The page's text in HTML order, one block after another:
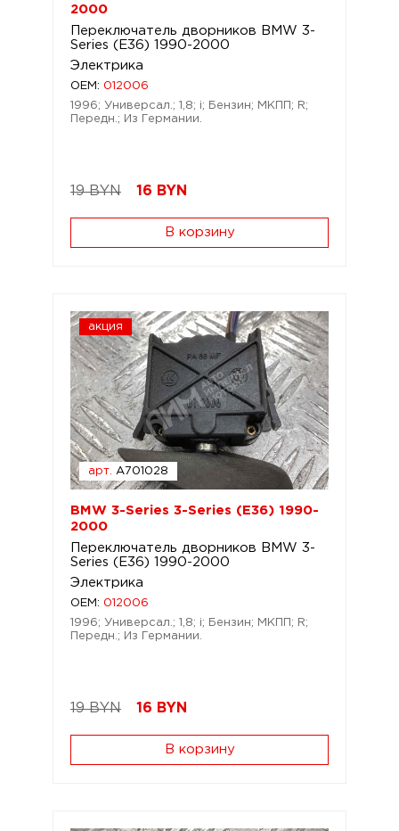
2000
Переключатель дворников BMW 3-
Series (E36) 1990-2000
Электрика
OEM: 012006
1996; Универсал.; 1,8; i; Бензин; МКПП; R;
Передн.; Из Германии.
19 BYN 16 BYN
В корзину
акция
арт. A701028
BMW 3-Series 3-Series (E36) 1990-
2000
Переключатель дворников BMW 3-
Series (E36) 1990-2000
Электрика
OEM: 012006
1996; Универсал.; 1,8; i; Бензин; МКПП; R;
Передн.; Из Германии.
19 BYN 16 BYN
В корзину